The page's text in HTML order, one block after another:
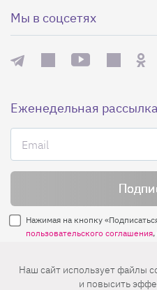
Мы в соцсетях
Еженедельная
Нажимая на кнопку
пользовательского соглашения,
Наш сайт использует файлы
и повысить